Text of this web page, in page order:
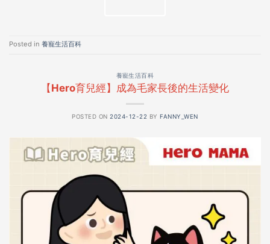
Posted in 養寵生活百科
養寵生活百科
【Hero育兒經】成為毛家長後的生活變化
POSTED ON2024-12-22 BY FANNY_WEN